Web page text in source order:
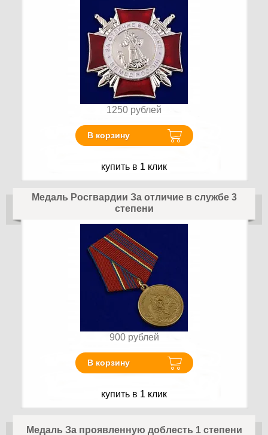
1250 рублей
В корзину
купить в 1 клик
Медаль Росгвардии За отличие в службе 3
степени
900 рублей
В корзину
купить в 1 клик
Медаль За проявленную доблесть 1 степени